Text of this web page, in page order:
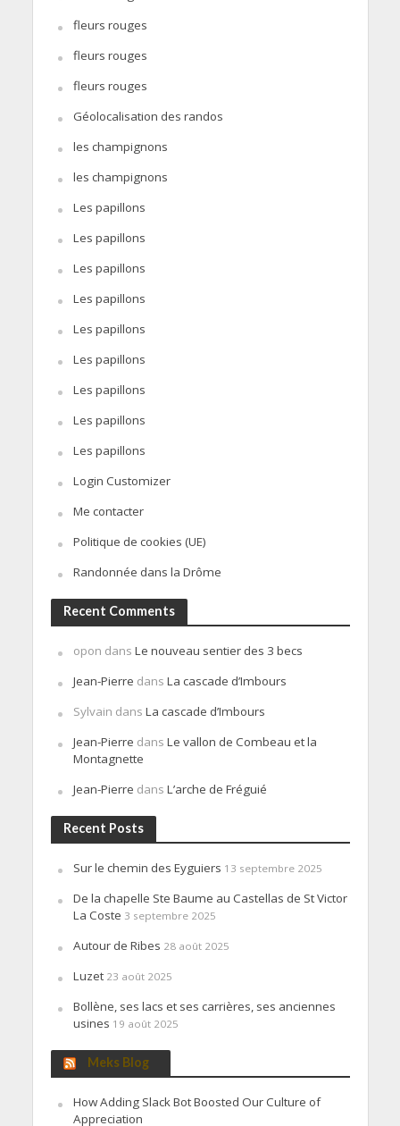
fleurs rouges
fleurs rouges
fleurs rouges
Géolocalisation des randos
les champignons
les champignons
Les papillons
Les papillons
Les papillons
Les papillons
Les papillons
Les papillons
Les papillons
Les papillons
Les papillons
Login Customizer
Me contacter
Politique de cookies (UE)
Randonnée dans la Drôme
Recent Comments
opon dans Le nouveau sentier des 3 becs
Jean-Pierre dans La cascade d’Imbours
Sylvain dans La cascade d’Imbours
Jean-Pierre dans Le vallon de Combeau et la
Montagnette
Jean-Pierre dans L’arche de Fréguié
Recent Posts
Sur le chemin des Eyguiers 13 septembre 2025
De la chapelle Ste Baume au Castellas de St Victor
La Coste 3 septembre 2025
Autour de Ribes 28 août 2025
Luzet 23 août 2025
Bollène, ses lacs et ses carrières, ses anciennes
usines 19 août 2025
Meks Blog
How Adding Slack Bot Boosted Our Culture of
Appreciation